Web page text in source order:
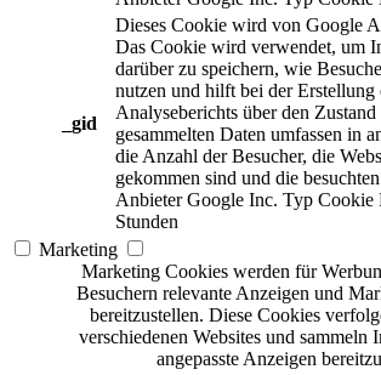
_gid
Dieses Cookie wird von Google
Das Cookie wird verwendet, um
darüber zu speichern, wie
nutzen und hilft bei der Erstellung
Analyseberichts über den
gesammelten Daten umfassen in
die Anzahl der Besucher, die
gekommen sind und die
Anbieter Google Inc. Typ Cookie
Stunden
Marketing
Marketing Cookies werden für
Besuchern relevante Anzeigen und
bereitzustellen. Diese Cookies
verschiedenen Websites und sammeln
angepasste Anzeigen